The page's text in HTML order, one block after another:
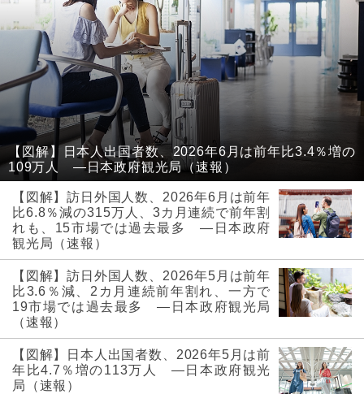
【図解】日本人出国者数、2026年6月は前年比3.4％増の
109万人 ―日本政府観光局（速報）
【図解】訪日外国人数、2026年6月は前年
比6.8％減の315万人、3カ月連続で前年割
れも、15市場では過去最多 ―日本政府
観光局（速報）
【図解】訪日外国人数、2026年5月は前年
比3.6％減、2カ月連続前年割れ、一方で
19市場では過去最多 ―日本政府観光局
（速報）
【図解】日本人出国者数、2026年5月は前
年比4.7％増の113万人 ―日本政府観光
局（速報）